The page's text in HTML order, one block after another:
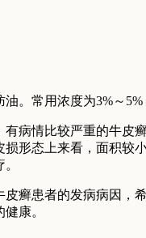
常用浓度为3%～5%
情比较严重的牛皮
形态上来看，面积较
患者的发病病因，
康。